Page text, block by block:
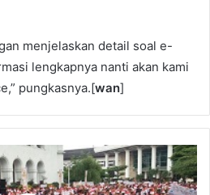
menjelaskan detail soal e-
lengkapnya nanti akan kami
pungkasnya.[wan]